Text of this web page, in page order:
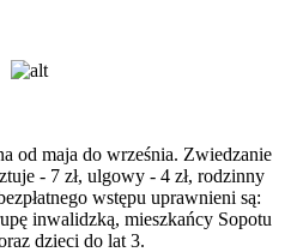
od maja do września. Zwiedzanie
- 7 zł, ulgowy - 4 zł, rodzinny
wstępu uprawnieni są:
inwalidzką, mieszkańcy Sopotu
dzieci do lat 3.